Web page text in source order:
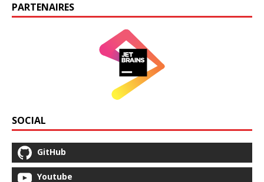
PARTENAIRES
SOCIAL
GitHub
Youtube